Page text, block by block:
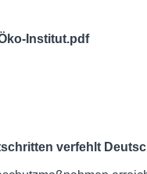
Institut.pdf
verfehlt